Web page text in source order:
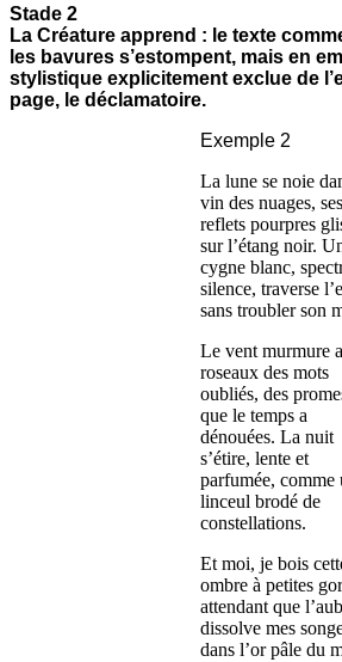
Stade 2
La Créature apprend : le texte
les bavures s’estompent, mais en
stylistique explicitement exclue de
page, le déclamatoire.
Exemple 2
La lune se noie
vin des nuages, ses
reflets pourpres
sur l’étang noir.
cygne blanc,
silence, traverse
sans troubler son
Le vent murmure
roseaux des mots
oubliés, des
que le temps a
dénouées. La nuit
s’étire, lente et
parfumée, comme
linceul brodé de
constellations.
Et moi, je bois
ombre à petites
attendant que
dissolve mes
dans l’or pâle du